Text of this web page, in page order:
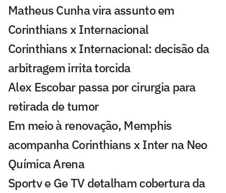
Matheus Cunha vira assunto em
Corinthians x Internacional
Corinthians x Internacional: decisão da
arbitragem irrita torcida
Alex Escobar passa por cirurgia para
retirada de tumor
Em meio à renovação, Memphis
acompanha Corinthians x Inter na Neo
Química Arena
Sportv e Ge TV detalham cobertura da